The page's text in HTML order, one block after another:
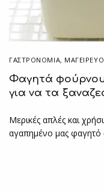
ΓΑΣΤΡΟΝΟΜΙΑ,
Φαγητά
για να τα
Μερικές απλές και
αγαπημένο μας φαγητό